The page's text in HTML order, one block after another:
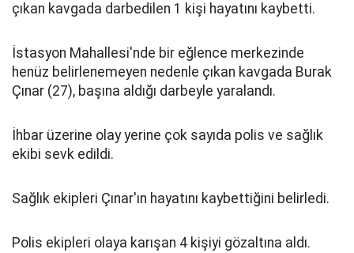
çıkan kavgada darbedilen 1 kişi hayatını kaybetti.
İstasyon Mahallesi'nde bir eğlence merkezinde
henüz belirlenemeyen nedenle çıkan kavgada Burak
Çınar (27), başına aldığı darbeyle yaralandı.
İhbar üzerine olay yerine çok sayıda polis ve sağlık
ekibi sevk edildi.
Sağlık ekipleri Çınar'ın hayatını kaybettiğini belirledi.
Polis ekipleri olaya karışan 4 kişiyi gözaltına aldı.